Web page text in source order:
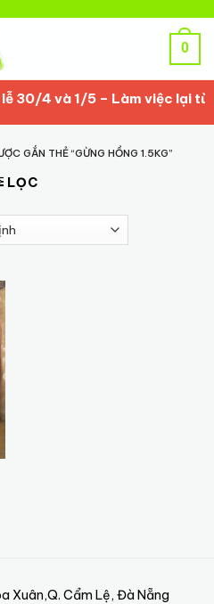
0
30/4 và 1/5 – Làm việc lại từ
GẮN THẺ “GỪNG HỒNG 1.5KG”
LỌC
Xuân,Q. Cẩm Lệ, Đà Nẵng